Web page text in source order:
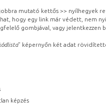
mutató kettős >> nyílhegyek
hogy egy link már védett, nem
gombjával, vagy
” képernyőn két adat
képzés